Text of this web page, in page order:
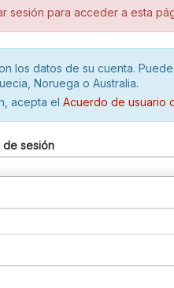
sesión para acceder a esta
los datos de su cuenta.
Noruega o Australia.
acepta el Acuerdo de usuario
de sesión